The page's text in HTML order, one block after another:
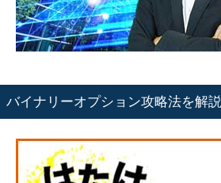
バイナリーオプション攻略法を解説